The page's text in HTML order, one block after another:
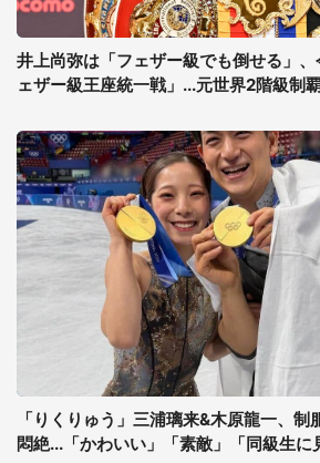
井上尚弥は「フェザー級でも倒せる」
ェザー級王座統一戦」...元世界2階級制
「りくりゅう」三浦璃来&木原龍一、
悶絶...「かわいい」「素敵」「同級生に